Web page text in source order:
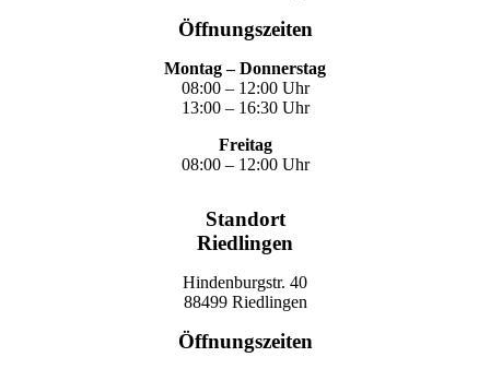
Öffnungszeiten
Montag – Donnerstag
08:00 – 12:00 Uhr
13:00 – 16:30 Uhr
Freitag
08:00 – 12:00 Uhr
Standort
Riedlingen
Hindenburgstr. 40
88499 Riedlingen
Öffnungszeiten